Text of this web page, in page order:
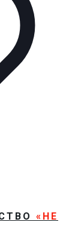
«НЕ